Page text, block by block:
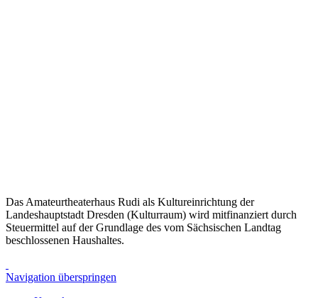
Das Amateurtheaterhaus Rudi als Kultureinrichtung der
Landeshauptstadt Dresden (Kulturraum) wird mitfinanziert durch
Steuermittel auf der Grundlage des vom Sächsischen Landtag
beschlossenen Haushaltes.
Navigation überspringen